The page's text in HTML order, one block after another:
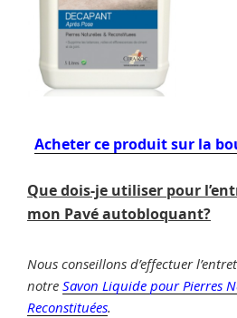
Acheter ce produit sur la
Que dois-je utiliser pour
mon Pavé autobloquant?
Nous conseillons d’effectuer
notre Savon Liquide pour Pierres
Reconstituées.